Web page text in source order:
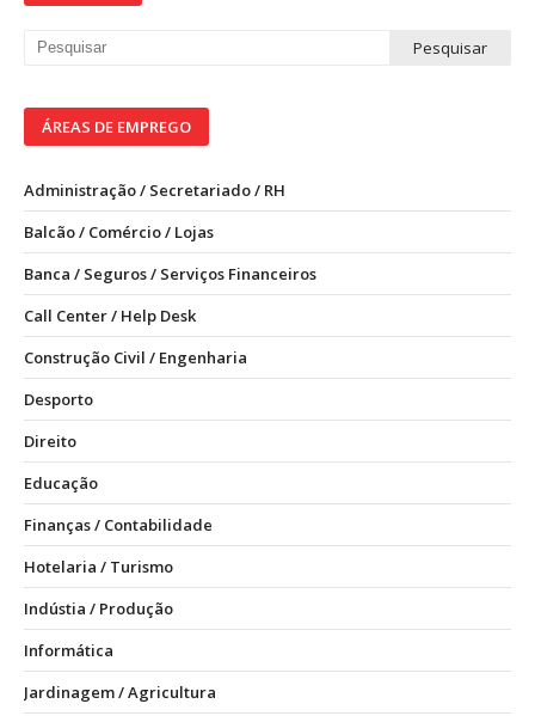
ÁREAS DE EMPREGO
Administração / Secretariado / RH
Balcão / Comércio / Lojas
Banca / Seguros / Serviços Financeiros
Call Center / Help Desk
Construção Civil / Engenharia
Desporto
Direito
Educação
Finanças / Contabilidade
Hotelaria / Turismo
Indústia / Produção
Informática
Jardinagem / Agricultura